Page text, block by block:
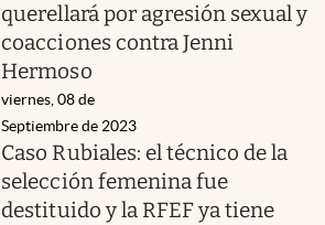
querellará por agresión sexual y
coacciones contra Jenni
Hermoso
viernes, 08 de
Septiembre de 2023
Caso Rubiales: el técnico de la
selección femenina fue
destituido y la RFEF ya tiene